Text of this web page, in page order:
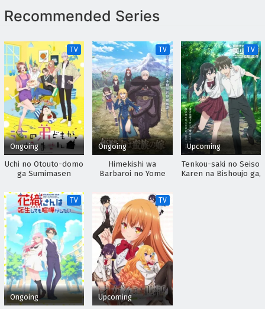
Recommended Series
TV
Ongoing
Uchi no Otouto-domo
ga Sumimasen
TV
Ongoing
Himekishi wa
Barbaroi no Yome
TV
Upcoming
Tenkou-saki no Seiso
Karen na Bishoujo ga,
TV
Ongoing
TV
Upcoming